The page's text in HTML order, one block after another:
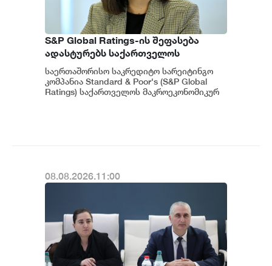
S&P Global Ratings-ის შეფასება
ადასტურებს საქართველოს
ეკონომიკის მდგრადობასა და
ეროვნული ბანკის პოლიტიკის
ეფექტიანობას - ეკატერინე მიქაბაძე
საერთაშორისო საკრედიტო სარეიტინგო
კომპანია Standard & Poor's (S&P Global
Ratings) საქართველოს მაკროეკონომიკურ
08.08.2026.11:00